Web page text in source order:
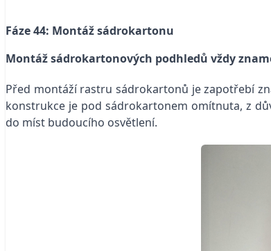
Fáze 44: Montáž sádrokartonu
Montáž sádrokartonových podhledů vždy
Před montáží rastru sádrokartonů je zapotřebí
konstrukce je pod sádrokartonem omítnuta, z
do míst budoucího osvětlení.